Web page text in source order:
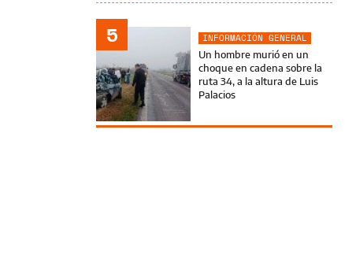
5
INFORMACIÓN GENERAL
Un hombre murió en un
choque en cadena sobre la
ruta 34, a la altura de Luis
Palacios